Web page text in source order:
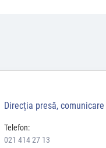
Direcția presă,
Telefon:
021 414 27 13